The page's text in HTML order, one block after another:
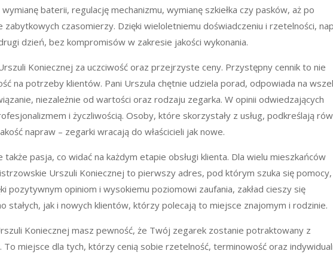
baterii, regulację mechanizmu, wymianę szkiełka czy pasków, aż po
czasomierzy. Dzięki wieloletniemu doświadczeniu i rzetelności,
dzień, bez kompromisów w zakresie jakości wykonania.
Koniecznej za uczciwość oraz przejrzyste ceny. Przystępny cennik to nie
na potrzeby klientów. Pani Urszula chętnie udziela porad, odpowiada na
niezależnie od wartości oraz rodzaju zegarka. W opinii odwiedzających
i życzliwością. Osoby, które skorzystały z usług, podkreślają
napraw – zegarki wracają do właścicieli jak nowe.
pasja, co widać na każdym etapie obsługi klienta. Dla wielu mieszkańców
Urszuli Koniecznej to pierwszy adres, pod którym szuka się
pozytywnym opiniom i wysokiemu poziomowi zaufania, zakład cieszy się
stałych, jak i nowych klientów, którzy polecają to miejsce znajomym i rodzinie.
Koniecznej masz pewność, że Twój zegarek zostanie potraktowany z
To miejsce dla tych, którzy cenią sobie rzetelność, terminowość oraz